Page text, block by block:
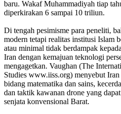
baru. Wakaf Muhammadiyah tiap
diperkirakan 6 sampai 10 triliun.
Di tengah pesimisme para peneliti,
modern tetapi realitas institusi Islam
atau minimal tidak berdampak
Iran dengan kemajuan teknologi
mengagetkan. Vaughan (The
Studies www.iiss.org) menyebut
bidang matematika dan sains,
dan taktik kawanan drone yang
senjata konvensional Barat.